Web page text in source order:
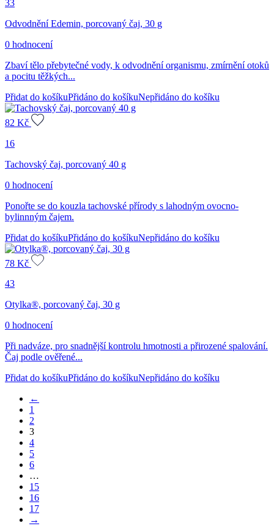
33
Odvodnění Edemin, porcovaný čaj, 30 g
0 hodnocení
Zbaví tělo přebytečné vody, k odvodnění organismu, zmírnění otoků
a pocitu těžkých...
Přidat do košíkuPřidáno do košíkuNepřidáno do košíku
82 Kč
16
Tachovský čaj, porcovaný 40 g
0 hodnocení
Ponořte se do kouzla tachovské přírody s lahodným ovocno-
bylinnným čajem.
Přidat do košíkuPřidáno do košíkuNepřidáno do košíku
78 Kč
43
Otylka®, porcovaný čaj, 30 g
0 hodnocení
Při nadváze, pro snadnější kontrolu hmotnosti a přirozené spalování.
Čaj podle ověřené...
Přidat do košíkuPřidáno do košíkuNepřidáno do košíku
←
1
2
3
4
5
6
…
15
16
17
→